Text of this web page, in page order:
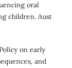
oral
children. Aust
on early
and